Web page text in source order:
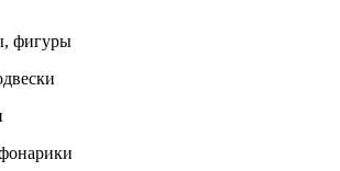
фигуры